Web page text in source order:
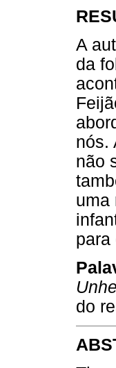
A
da
nós.
não
uma
para
do